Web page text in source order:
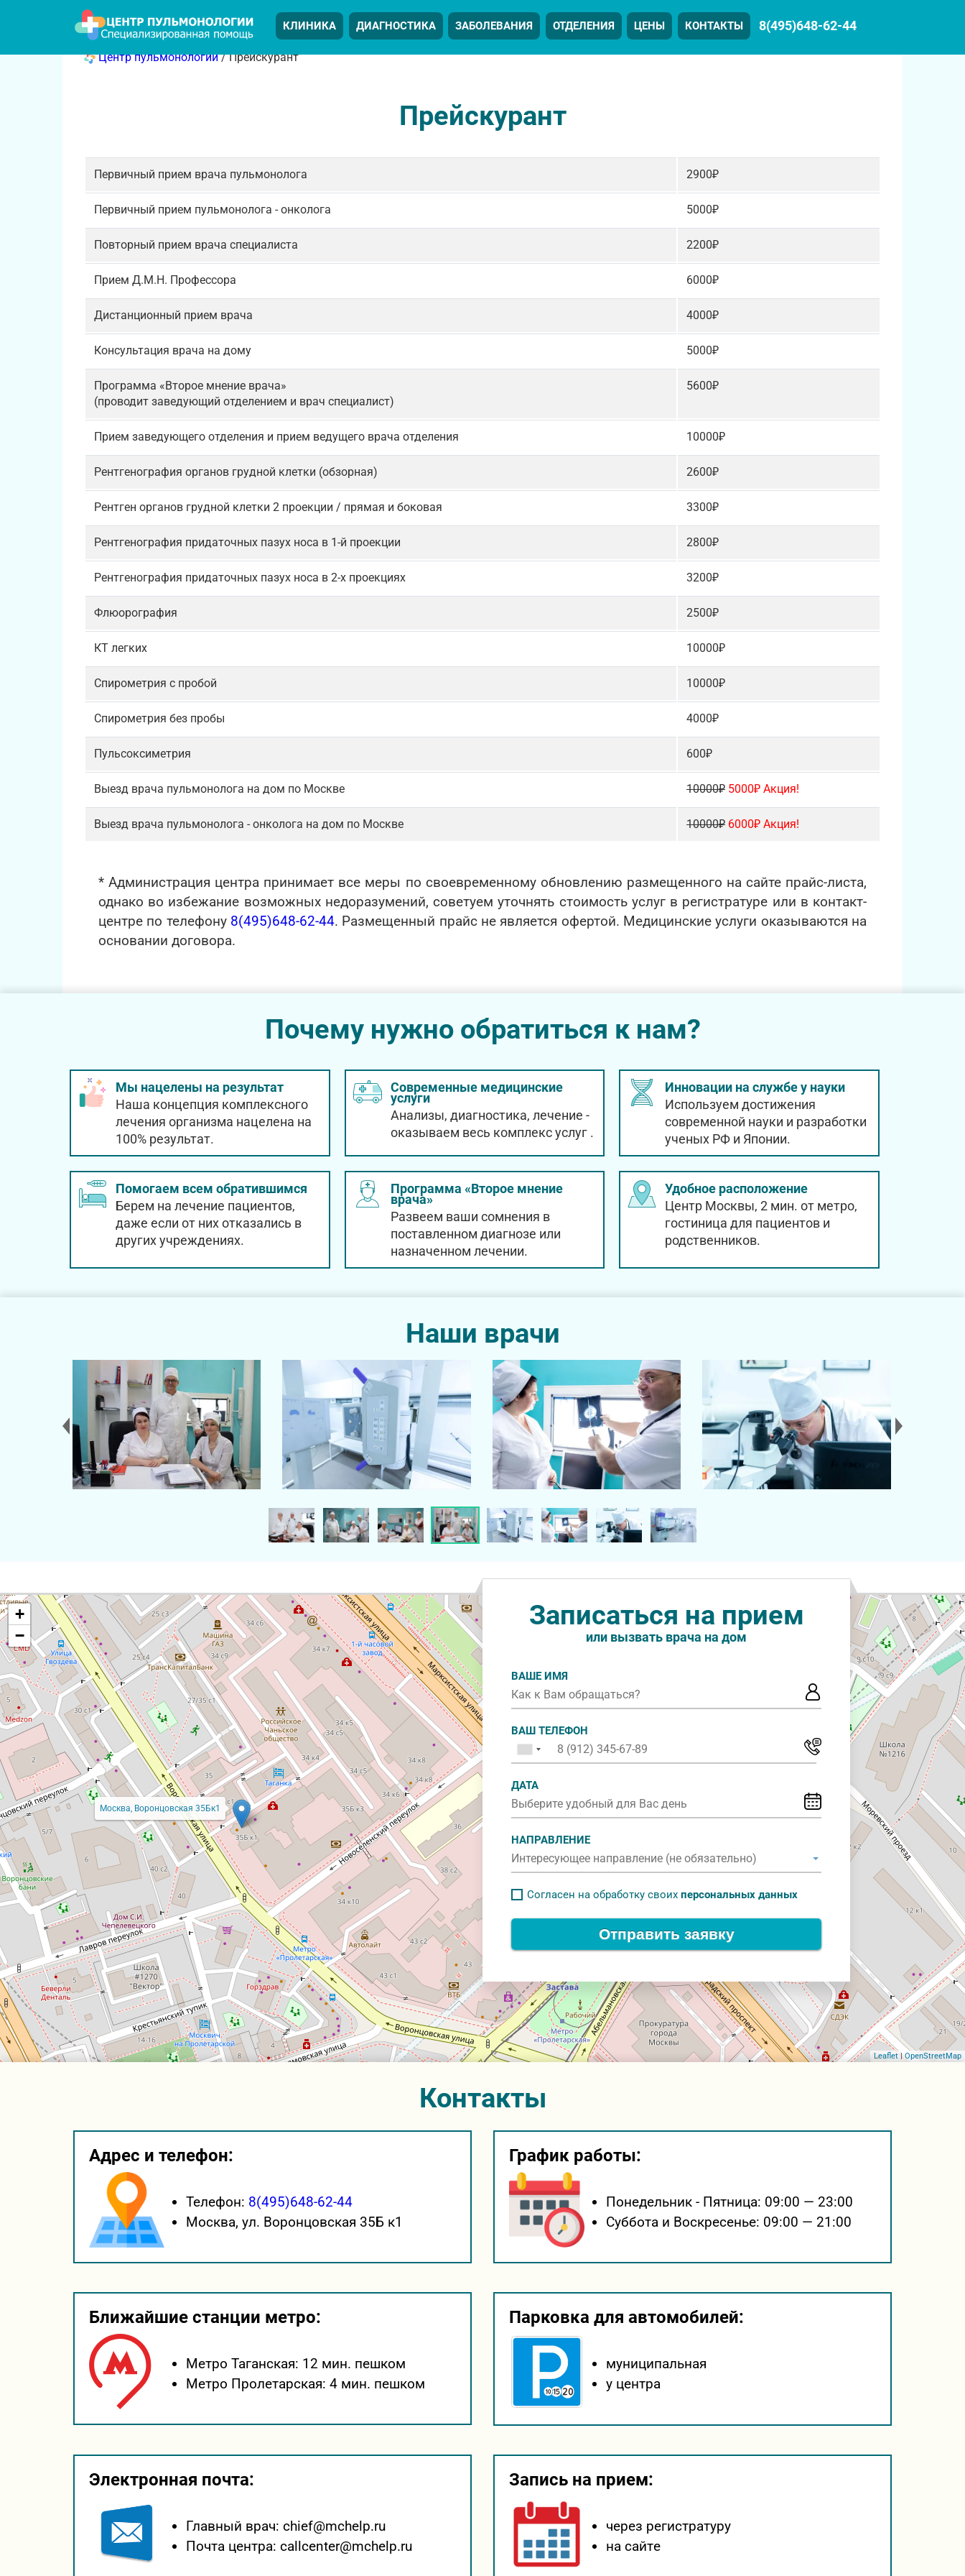
КЛИНИКА ДИАГНОСТИКА ЗАБОЛЕВАНИЯ ОТДЕЛЕНИЯ ЦЕНЫ КОНТАКТЫ 8(495)648-62-44
Центр пульмонологии/ Прейскурант
Прейскурант
Первичный прием врача пульмонолога 2900₽
Первичный прием пульмонолога - онколога 5000₽
Повторный прием врача специалиста 2200₽
Прием Д.М.Н. Профессора 6000₽
Дистанционный прием врача 4000₽
Консультация врача на дому 5000₽
Программа «Второе мнение врача»
(проводит заведующий отделением и врач специалист)
5600₽
Прием заведующего отделения и прием ведущего врача отделения 10000₽
Рентгенография органов грудной клетки (обзорная) 2600₽
Рентген органов грудной клетки 2 проекции / прямая и боковая 3300₽
Рентгенография придаточных пазух носа в 1-й проекции 2800₽
Рентгенография придаточных пазух носа в 2-х проекциях 3200₽
Флюорография 2500₽
КТ легких 10000₽
Спирометрия с пробой 10000₽
Спирометрия без пробы 4000₽
Пульсоксиметрия 600₽
Выезд врача пульмонолога на дом по Москве 10000₽ 5000₽ Акция!
Выезд врача пульмонолога - онколога на дом по Москве 10000₽ 6000₽ Акция!
* Администрация центра принимает все меры по своевременному обновлению размещенного на сайте прайс-листа,
однако во избежание возможных недоразумений, советуем уточнять стоимость услуг в регистратуре или в контакт-
центре по телефону 8(495)648-62-44. Размещенный прайс не является офертой. Медицинские услуги оказываются на
основании договора.
Почему нужно обратиться к нам?
Мы нацелены на результат
Наша концепция комплексного
лечения организма нацелена на
100% результат.
Современные медицинские
услуги
Анализы, диагностика, лечение -
оказываем весь комплекс услуг .
Инновации на службе у науки
Используем достижения
современной науки и разработки
ученых РФ и Японии.
Помогаем всем обратившимся
Берем на лечение пациентов,
даже если от них отказались в
других учреждениях.
Программа «Второе мнение
врача»
Развеем ваши сомнения в
поставленном диагнозе или
назначенном лечении.
Удобное расположение
Центр Москвы, 2 мин. от метро,
гостиница для пациентов и
родственников.
Наши врачи
Записаться на прием
или вызвать врача на дом
ВАШЕ ИМЯ
ВАШ ТЕЛЕФОН
ДАТА
НАПРАВЛЕНИЕ
Согласен на обработку своихперсональных данных
Отправить заявку
Москва, Воронцовская 35Бк1
+
−
Leaflet|OpenStreetMap
Контакты
Адрес и телефон:
Телефон: 8(495)648-62-44
Москва,ул. Воронцовская 35Б к1
График работы:
Понедельник - Пятница: 09:00 — 23:00
Суббота и Воскресенье: 09:00 — 21:00
Ближайшие станции метро:
Метро Таганская: 12 мин. пешком
Метро Пролетарская: 4 мин. пешком
Парковка для автомобилей:
муниципальная
у центра
Электронная почта:
Главный врач: chief@mchelp.ru
Почта центра: callcenter@mchelp.ru
Запись на прием:
через регистратуру
на сайтe